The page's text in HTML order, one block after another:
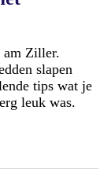
am Ziller.
slapen
tips wat je
leuk was.